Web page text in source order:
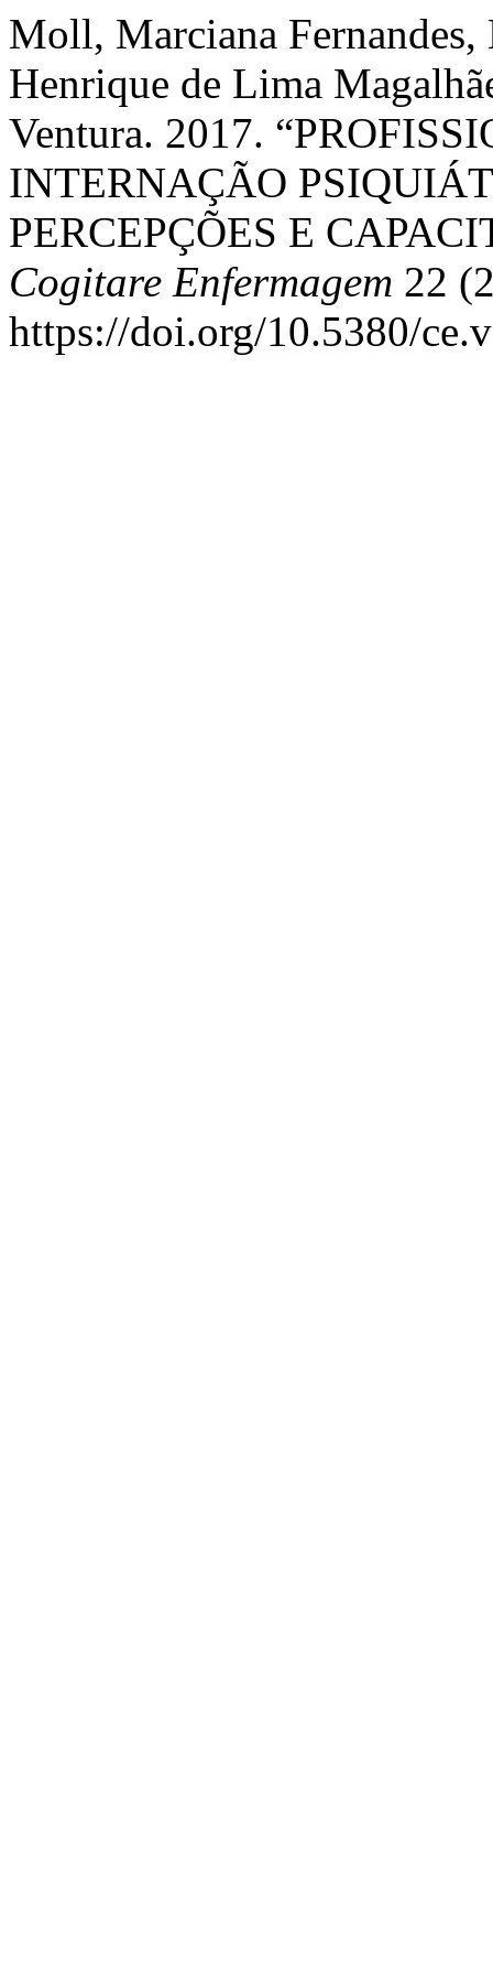
Moll, Marciana
Henrique de Lima
Ventura. 2017.
INTERNAÇÃO
PERCEPÇÕES E
Cogitare Enfermagem 22
https://doi.org/10.5380/